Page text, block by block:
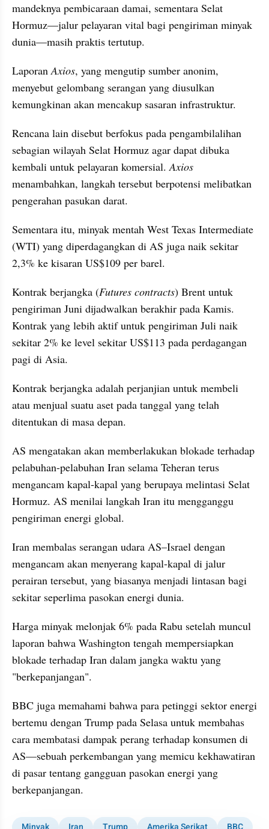
mandeknya pembicaraan damai, sementara Selat
Hormuz—jalur pelayaran vital bagi pengiriman minyak
dunia—masih praktis tertutup.
Laporan Axios, yang mengutip sumber anonim,
menyebut gelombang serangan yang diusulkan
kemungkinan akan mencakup sasaran infrastruktur.
Rencana lain disebut berfokus pada pengambilalihan
sebagian wilayah Selat Hormuz agar dapat dibuka
kembali untuk pelayaran komersial. Axios
menambahkan, langkah tersebut berpotensi melibatkan
pengerahan pasukan darat.
Sementara itu, minyak mentah West Texas Intermediate
(WTI) yang diperdagangkan di AS juga naik sekitar
2,3% ke kisaran US$109 per barel.
Kontrak berjangka (Futures contracts) Brent untuk
pengiriman Juni dijadwalkan berakhir pada Kamis.
Kontrak yang lebih aktif untuk pengiriman Juli naik
sekitar 2% ke level sekitar US$113 pada perdagangan
pagi di Asia.
Kontrak berjangka adalah perjanjian untuk membeli
atau menjual suatu aset pada tanggal yang telah
ditentukan di masa depan.
AS mengatakan akan memberlakukan blokade terhadap
pelabuhan-pelabuhan Iran selama Teheran terus
mengancam kapal-kapal yang berupaya melintasi Selat
Hormuz. AS menilai langkah Iran itu mengganggu
pengiriman energi global.
Iran membalas serangan udara AS–Israel dengan
mengancam akan menyerang kapal-kapal di jalur
perairan tersebut, yang biasanya menjadi lintasan bagi
sekitar seperlima pasokan energi dunia.
Harga minyak melonjak 6% pada Rabu setelah muncul
laporan bahwa Washington tengah mempersiapkan
blokade terhadap Iran dalam jangka waktu yang
"berkepanjangan".
BBC juga memahami bahwa para petinggi sektor energi
bertemu dengan Trump pada Selasa untuk membahas
cara membatasi dampak perang terhadap konsumen di
AS—sebuah perkembangan yang memicu kekhawatiran
di pasar tentang gangguan pasokan energi yang
berkepanjangan.